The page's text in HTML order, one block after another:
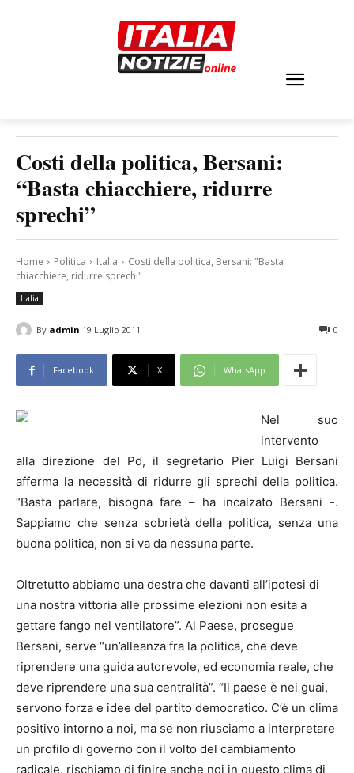
Costi della politica, Bersani:
“Basta chiacchiere, ridurre
sprechi”
Home Politica Italia
Costi della politica, Bersani: "Basta
chiacchiere, ridurre sprechi"
Italia
By admin 19 Luglio 2011 0
Facebook X WhatsApp
Nel suo
intervento
alla direzione del Pd, il segretario Pier Luigi Bersani
afferma la necessità di ridurre gli sprechi della politica.
“Basta parlare, bisogna fare – ha incalzato Bersani -.
Sappiamo che senza sobrietà della politica, senza una
buona politica, non si va da nessuna parte.
Oltretutto abbiamo una destra che davanti all’ipotesi di
una nostra vittoria alle prossime elezioni non esita a
gettare fango nel ventilatore”. Al Paese, prosegue
Bersani, serve “un’alleanza fra la politica, che deve
riprendere una guida autorevole, ed economia reale, che
deve riprendere una sua centralità”. “Il paese è nei guai,
servono forza e idee del partito democratico. C’è un clima
positivo intorno a noi, ma se non riusciamo a interpretare
un profilo di governo con il volto del cambiamento
radicale, rischiamo di finire anche noi in questo clima di